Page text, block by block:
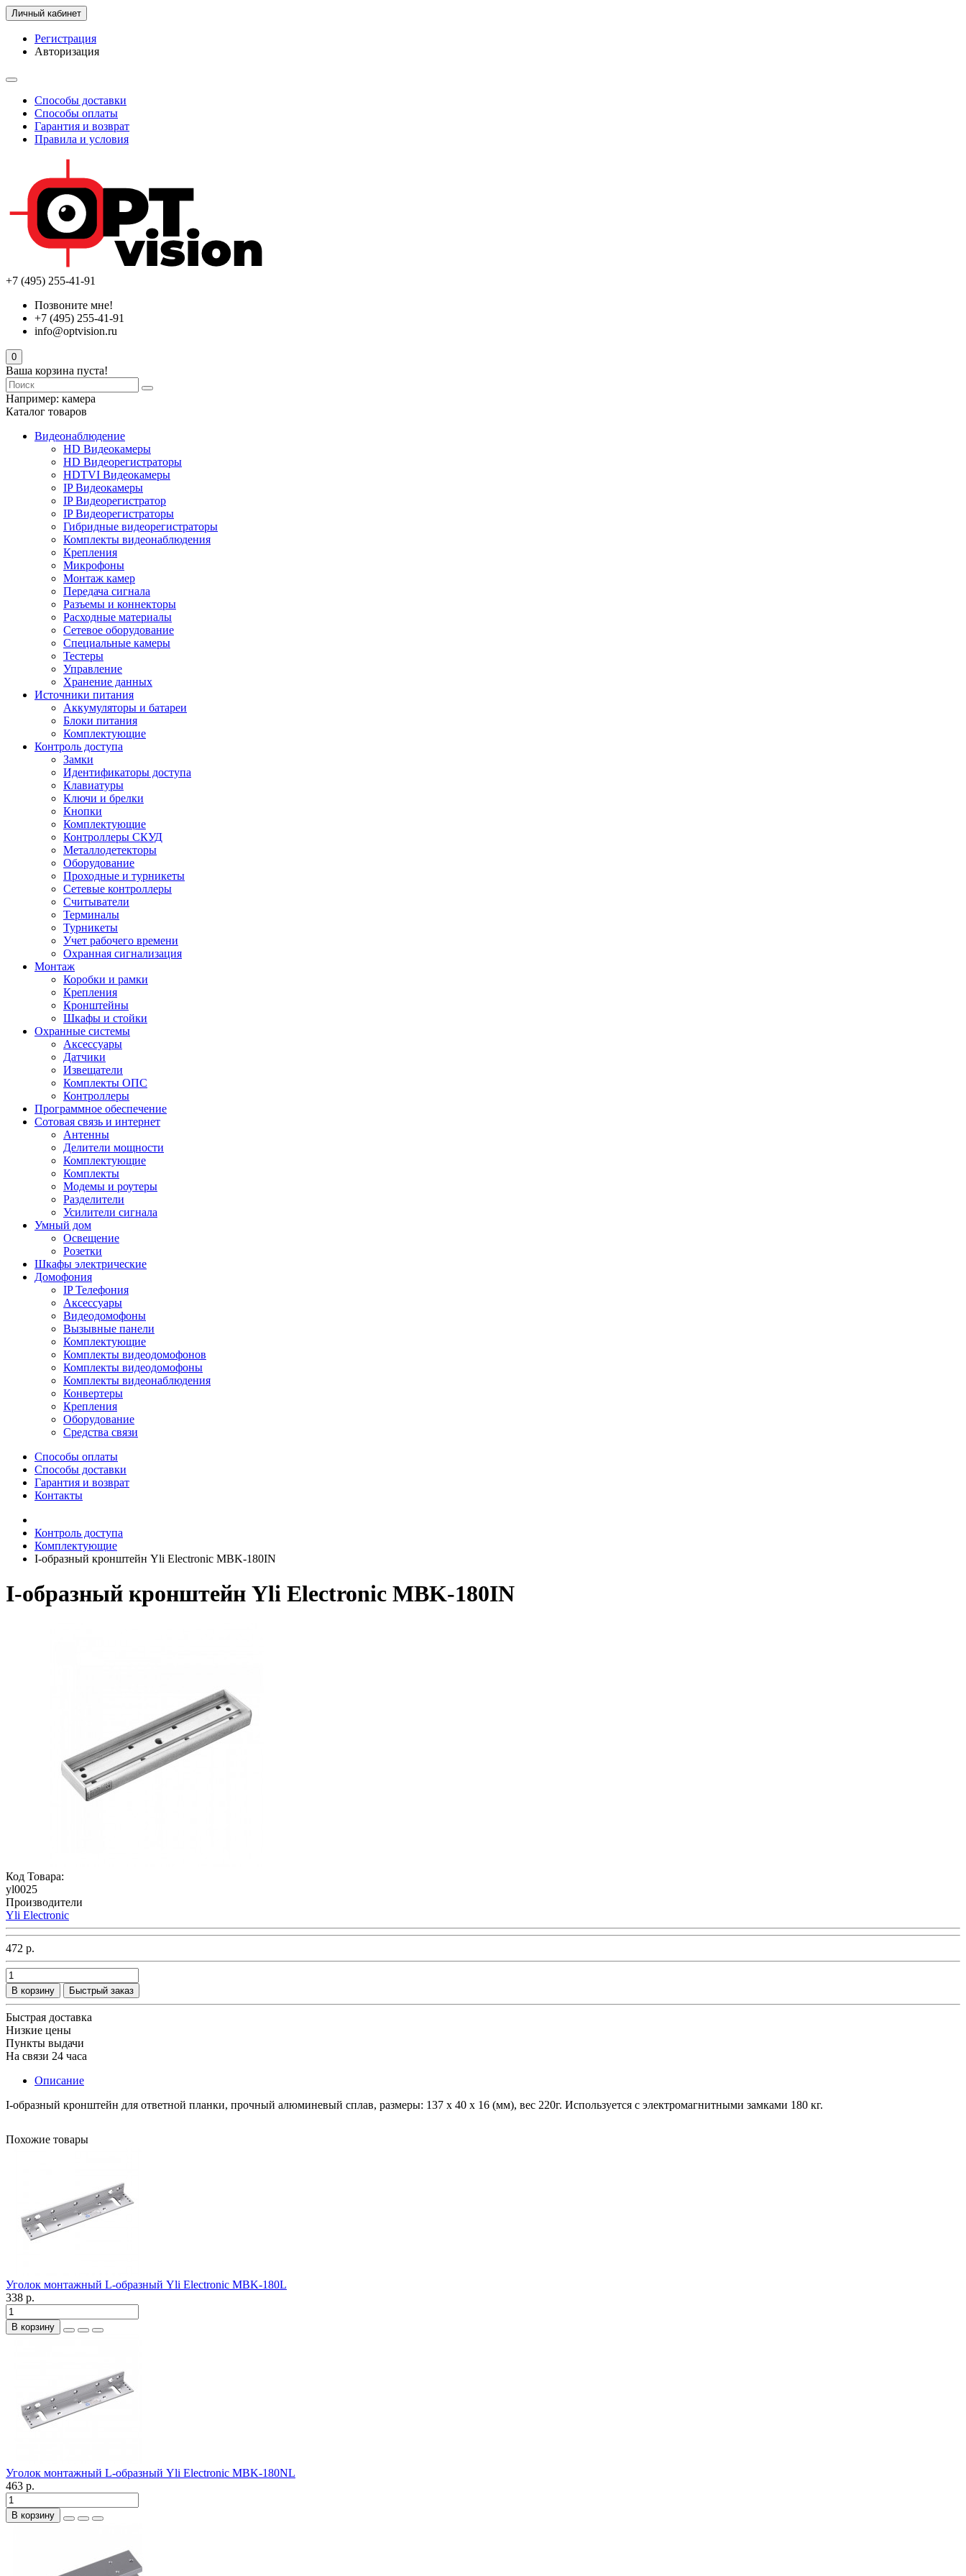
Личный кабинет
Регистрация
Авторизация
Способы доставки
Способы оплаты
Гарантия и возврат
Правила и условия
+7 (495) 255-41-91
Позвоните мне!
+7 (495) 255-41-91
info@optvision.ru
0
Ваша корзина пуста!
Например: камера
Каталог товаров
Видеонаблюдение
HD Видеокамеры
HD Видеорегистраторы
HDTVI Видеокамеры
IP Видеокамеры
IP Видеорегистратор
IP Видеорегистраторы
Гибридные видеорегистраторы
Комплекты видеонаблюдения
Крепления
Микрофоны
Монтаж камер
Передача сигнала
Разъемы и коннекторы
Расходные материалы
Сетевое оборудование
Специальные камеры
Тестеры
Управление
Хранение данных
Источники питания
Аккумуляторы и батареи
Блоки питания
Комплектующие
Контроль доступа
Замки
Идентификаторы доступа
Клавиатуры
Ключи и брелки
Кнопки
Комплектующие
Контроллеры СКУД
Металлодетекторы
Оборудование
Проходные и турникеты
Сетевые контроллеры
Считыватели
Терминалы
Турникеты
Учет рабочего времени
Охранная сигнализация
Монтаж
Коробки и рамки
Крепления
Кронштейны
Шкафы и стойки
Охранные системы
Аксессуары
Датчики
Извещатели
Комплекты ОПС
Контроллеры
Программное обеспечение
Сотовая связь и интернет
Антенны
Делители мощности
Комплектующие
Комплекты
Модемы и роутеры
Разделители
Усилители сигнала
Умный дом
Освещение
Розетки
Шкафы электрические
Домофония
IP Телефония
Аксессуары
Видеодомофоны
Вызывные панели
Комплектующие
Комплекты видеодомофонов
Комплекты видеодомофоны
Комплекты видеонаблюдения
Конвертеры
Крепления
Оборудование
Средства связи
Способы оплаты
Способы доставки
Гарантия и возврат
Контакты
Контроль доступа
Комплектующие
I-oбразный кронштейн Yli Electronic MBK-180IN
I-oбразный кронштейн Yli Electronic MBK-180IN
Код Товара:
yl0025
Производители
Yli Electronic
472 р.
В корзину Быстрый заказ
Быстрая доставка
Низкие цены
Пункты выдачи
На связи 24 часа
Описание
I-oбразный кронштейн для ответной планки, прочный алюминевый сплав, размеры: 137 x 40 x 16 (мм), вес 220г. Используется с электромагнитными замками 180 кг.
Похожие товары
Уголок монтажный L-oбразный Yli Electronic MBK-180L
338 р.
В корзину
Уголок монтажный L-oбразный Yli Electronic MBK-180NL
463 р.
В корзину